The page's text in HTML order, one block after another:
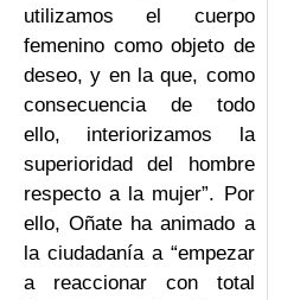
utilizamos el cuerpo
femenino como objeto de
deseo, y en la que, como
consecuencia de todo
ello, interiorizamos la
superioridad del hombre
respecto a la mujer”. Por
ello, Oñate ha animado a
la ciudadanía a “empezar
a reaccionar con total